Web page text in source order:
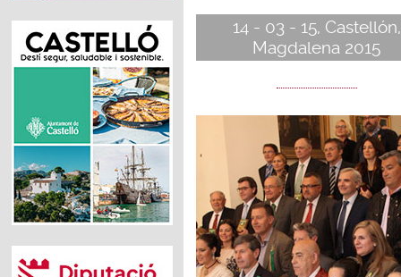
14 - 03 - 15, Castellón,
Magdalena 2015